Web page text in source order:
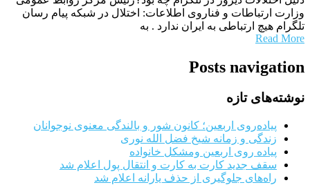
وزارت ارتباطات و فناروی اطلاعات: اختلال در شبکه پیام رسان
تلگرام هیچ ارتباطی به ایران ندارد . به
Read More
Posts navigation
نوشته‌های تازه
پیاده‌روی اربعین؛ کانون شور و بالندگی معنوی نوجوانان
زندگی و زمانه شیخ فضل الله نوری
پیاده روی اربعین ومشکل خانواده
سقف جدید کارت به کارت و انتقال پول اعلام شد
راه‌های جلوگیری از حذف یارانه اعلام شد